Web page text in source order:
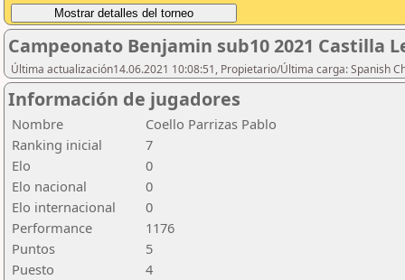
Campeonato Benjamin sub10 2021 Castilla
Última actualización14.06.2021 10:08:51, Propietario/Última carga: Spanish
Información de jugadores
Nombre
Coello Parrizas Pablo
Ranking inicial
7
Elo
0
Elo nacional
0
Elo internacional
0
Performance
1176
Puntos
5
Puesto
4